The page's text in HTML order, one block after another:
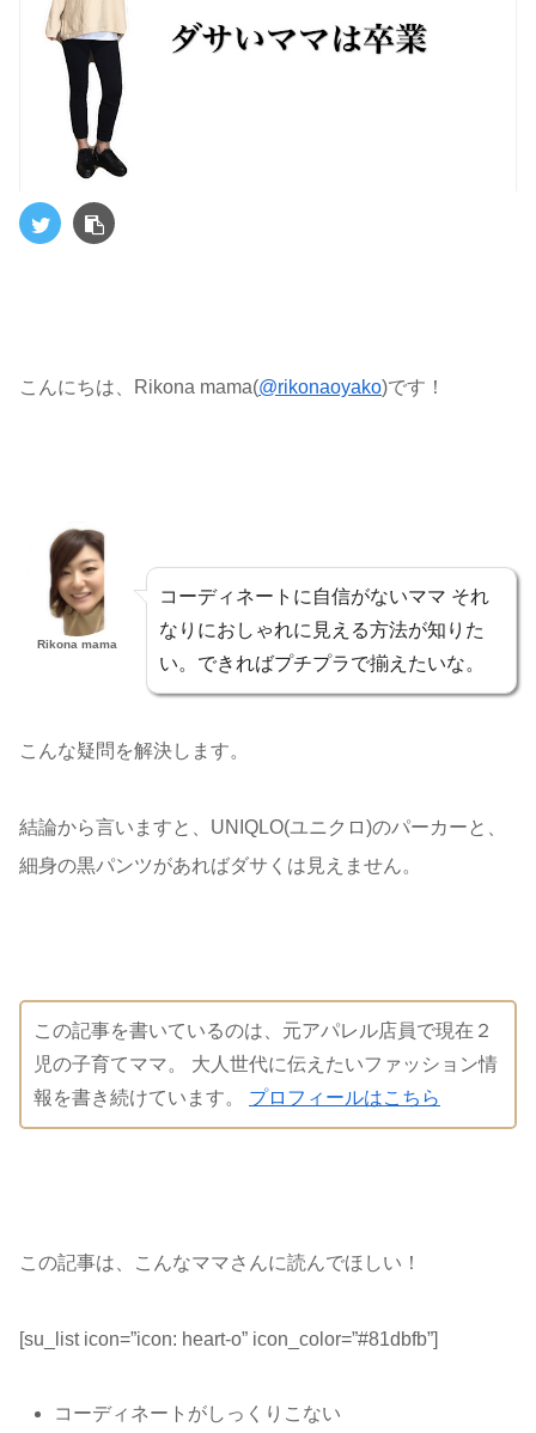
こんにちは、Rikona mama(@rikonaoyako)です！
Rikona mama
コーディネートに自信がないママ それ
なりにおしゃれに見える方法が知りた
い。できればプチプラで揃えたいな。
こんな疑問を解決します。
結論から言いますと、UNIQLO(ユニクロ)のパーカーと、
細身の黒パンツがあればダサくは見えません。
この記事を書いているのは、元アパレル店員で現在２
児の子育てママ。 大人世代に伝えたいファッション情
報を書き続けています。 プロフィールはこちら
この記事は、こんなママさんに読んでほしい！
[su_list icon=”icon: heart-o” icon_color=”#81dbfb”]
コーディネートがしっくりこない